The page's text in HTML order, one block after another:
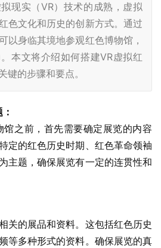
现实（VR）技术的成熟，虚拟
色文化和历史的创新方式。通过
以身临其境地参观红色博物馆，
本文将介绍如何搭建VR虚拟红
键的步骤和要点。
馆之前，首先需要确定展览的内容
定的红色历史时期、红色革命领袖
主题，确保展览有一定的连贯性和
关的展品和资料。这包括红色历史
等多种形式的资料。确保展览的真